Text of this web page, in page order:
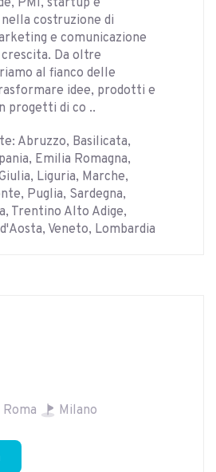
PMI, startup e
costruzione di
e comunicazione
Da oltre
al fianco delle
idee, prodotti e
progetti di co ..
Abruzzo, Basilicata,
Emilia Romagna,
Liguria, Marche,
Puglia, Sardegna,
Trentino Alto Adige,
Veneto, Lombardia
Roma Milano